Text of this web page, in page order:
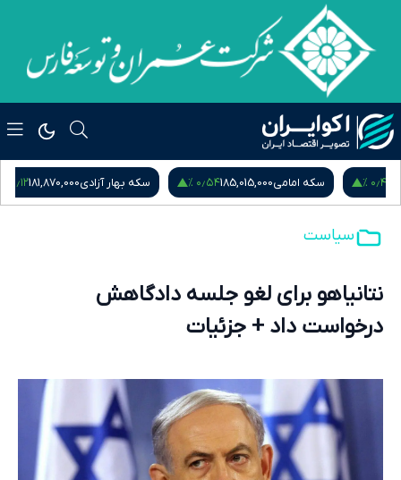
سکه امامی 185,015,000۰٫۵۴ % سکه بهار آزادی181,870,000۰٫۱۲ %
سیاست
نتانیاهو برای لغو جلسه دادگاهش
درخواست داد + جزئیات